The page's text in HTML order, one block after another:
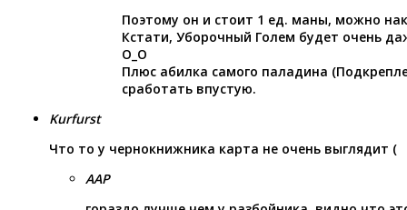
Поэтому он и стоит 1 ед. маны, можно
Кстати, Уборочный Голем будет очень
О_О
Плюс абилка самого паладина
сработать впустую.
Kurfurst
Что то у чернокнижника карта не очень выглядит (
AAP